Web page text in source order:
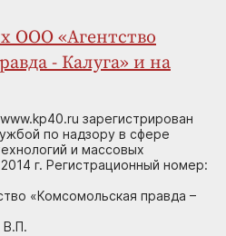
ООО «Агентство
- Калуга» и на
зарегистрирован
по надзору в сфере
и массовых
г. Регистрационный номер:
«Комсомольская правда –
В.П.